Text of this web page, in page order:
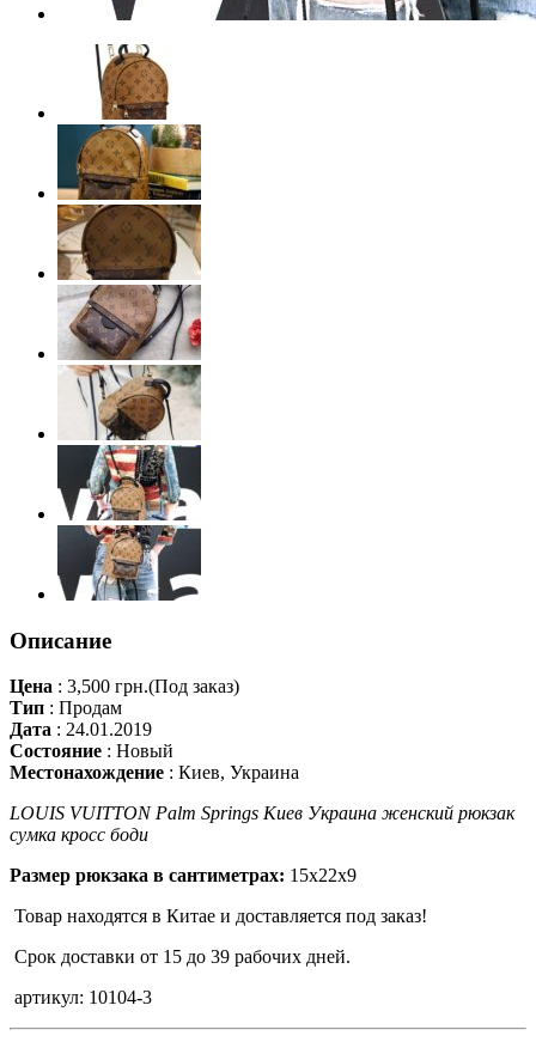
Описание
Цена : 3,500 грн.(Под заказ)
Тип : Продам
Дата : 24.01.2019
Состояние : Новый
Местонахождение : Киев, Украина
LOUIS VUITTON Palm Springs Киев Украина женский рюкзак
сумка кросс боди
Размер рюкзака в сантиметрах: 15х22х9
Товар находятся в Китае и доставляется под заказ!
Срок доставки от 15 до 39 рабочих дней.
артикул: 10104-3